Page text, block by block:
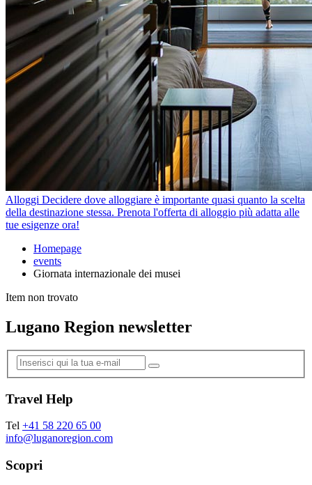
Alloggi Decidere dove alloggiare è importante quasi quanto la scelta
della destinazione stessa. Prenota l'offerta di alloggio più adatta alle
tue esigenze ora!
Homepage
events
Giornata internazionale dei musei
Item non trovato
Lugano Region newsletter
Travel Help
Tel +41 58 220 65 00
info@luganoregion.com
Scopri